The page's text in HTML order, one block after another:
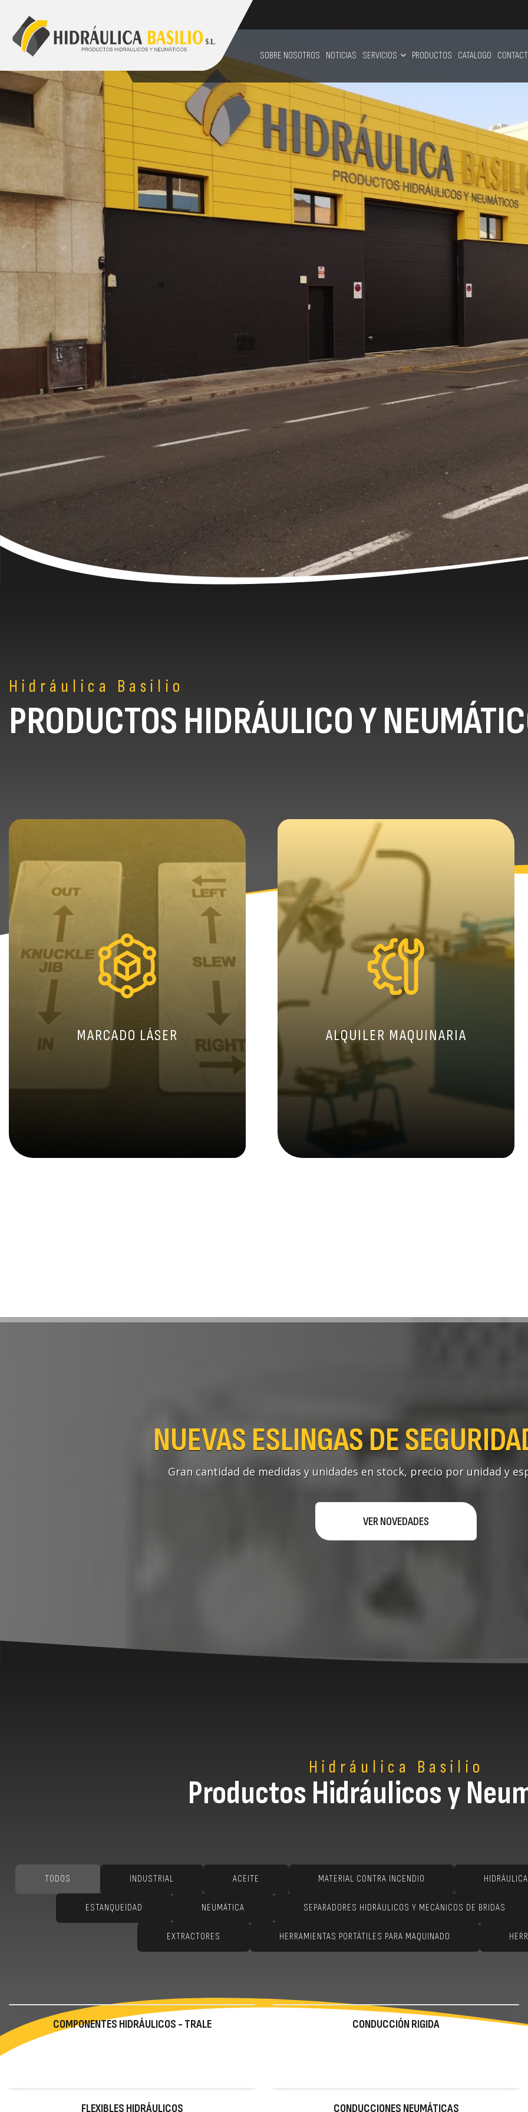
928 48 89 99
SOBRE NOSOTROS NOTICIAS SERVICIOS PRODUCTOS CATALOGO
Hidráulica Basilio
PRODUCTOS HIDRÁULICO Y
MARCADO LÁSER
láser, hacemos diferentes
ALQUILER MAQUINARIA
Alquiler de maquinaria hidráulica :
Dobladora Hidráulica Eléctrica,
Aborcadadora de tubería
NUEVAS ESLINGAS DE
Gran cantidad de medidas y unidades en stock, precio por unidad y
VER NOVEDADES
Hidráulica Basilio
Productos Hidráulicos y
TODOS INDUSTRIAL ACEITE MATERIAL CONTRA INCENDIO HIDRÁULICA
ESTANQUEIDAD NEUMÁTICA SEPARADORES HIDRÁULICOS Y MECÁNICOS DE BRIDAS
EXTRACTORES HERRAMIENTAS PORTÁTILES PARA MAQUINADO
COMPONENTES HIDRÁULICOS - TRALE CONDUCCIÓN RIGIDA
FLEXIBLES HIDRÁULICOS CONDUCCIONES NEUMÁTICAS